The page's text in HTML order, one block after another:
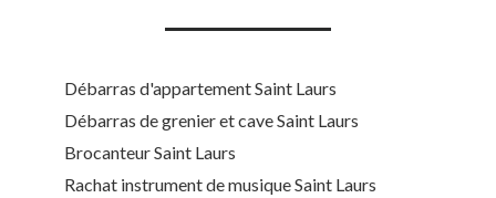
Débarras d'appartement Saint Laurs
Débarras de grenier et cave Saint Laurs
Brocanteur Saint Laurs
Rachat instrument de musique Saint Laurs